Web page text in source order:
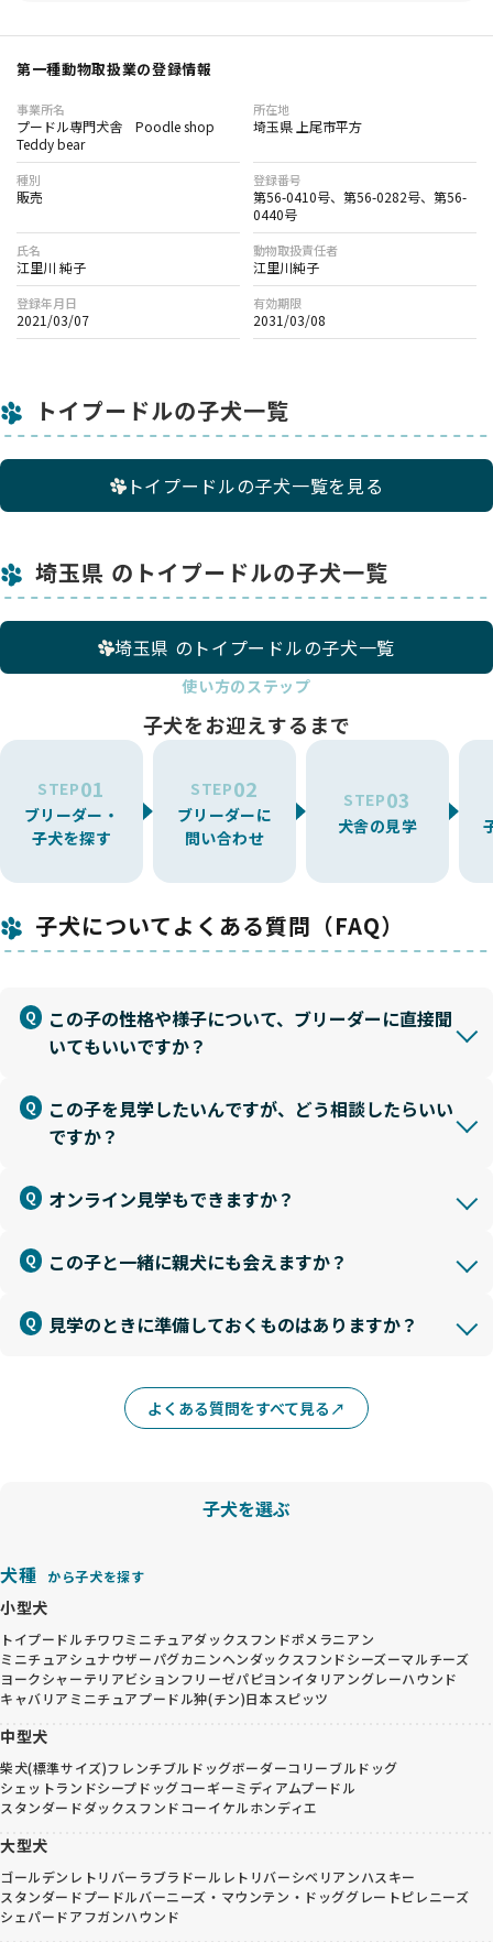
第一種動物取扱業の登録情報
事業所名
プードル専門犬舎 Poodle shop
Teddy bear
所在地
埼玉県 上尾市平方
種別
販売
登録番号
第56-0410号、第56-0282号、第56-
0440号
氏名
江里川 純子
動物取扱責任者
江里川純子
登録年月日
2021/03/07
有効期限
2031/03/08
トイプードルの子犬一覧
トイプードルの子犬一覧を見る
埼玉県 のトイプードルの子犬一覧
埼玉県 のトイプードルの子犬一覧
使い方のステップ
子犬をお迎えするまで
STEP01
ブリーダー・
子犬を探す
STEP02
ブリーダーに
問い合わせ
STEP03
犬舎の見学
子犬についてよくある質問（FAQ）
この子の性格や様子について、ブリーダーに直接聞
いてもいいですか？
この子を見学したいんですが、どう相談したらいい
ですか？
オンライン見学もできますか？
この子と一緒に親犬にも会えますか？
見学のときに準備しておくものはありますか？
よくある質問をすべて見る
子犬を選ぶ
犬種 から子犬を探す
小型犬
トイプードルチワワミニチュアダックスフンドポメラニアン
ミニチュアシュナウザーパグカニンヘンダックスフンドシーズーマルチーズ
ヨークシャーテリアビションフリーゼパピヨンイタリアングレーハウンド
キャバリア ミニチュアプードル狆(チン)日本スピッツ
中型犬
柴犬(標準サイズ)フレンチブルドッグボーダーコリーブルドッグ
シェットランドシープドッグコーギーミディアムプードル
スタンダードダックスフンドコーイケルホンディエ
大型犬
ゴールデンレトリバー ラブラドールレトリバーシベリアンハスキー
スタンダードプードルバーニーズ・マウンテン・ドッググレートピレニーズ
シェパードアフガンハウンド